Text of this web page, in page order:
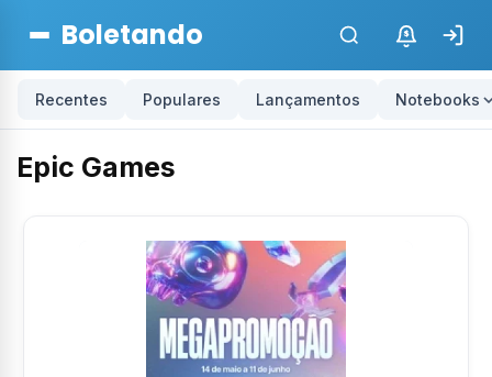
Boletando $
Recentes Populares Lançamentos Notebooks
Epic Games